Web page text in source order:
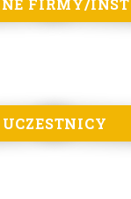
UCZESTNICY